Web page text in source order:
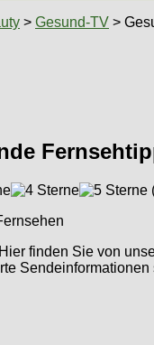
> Gesund-TV >
Hier finden Sie von